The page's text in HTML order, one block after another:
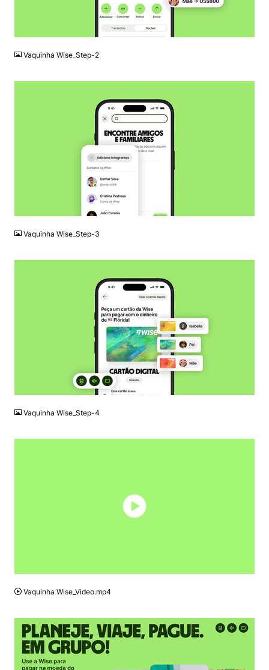
Vaquinha Wise_Step-2
Vaquinha Wise_Step-3
Vaquinha Wise_Step-4
Vaquinha Wise_Video.mp4